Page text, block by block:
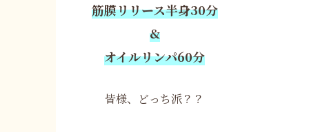
筋膜リリース半身30分
&
オイルリンパ60分
皆様、どっち派？？